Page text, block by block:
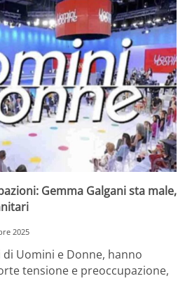
Gemma Galgani sta male,
2025
Uomini e Donne, hanno
tensione e preoccupazione,